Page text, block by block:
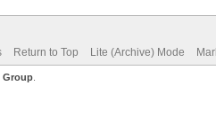
Return to Top Lite (Archive) Mode
Group